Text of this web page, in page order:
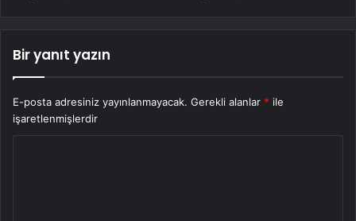
Bir yanıt yazın
E-posta adresiniz yayınlanmayacak. Gerekli alanlar * ile
işaretlenmişlerdir